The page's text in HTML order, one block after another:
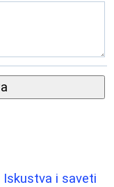
Iskustva i saveti